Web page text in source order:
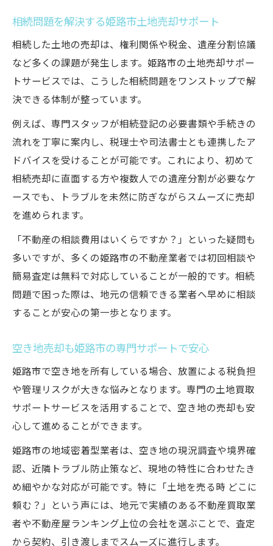
相続問題を解決する姫路市土地売却サポート
相続した土地の売却は、権利関係や税金、遺産分割協議
など多くの課題が発生します。姫路市の土地売却サポー
トサービスでは、こうした相続問題をワンストップで解
決できる体制が整っています。
例えば、専門スタッフが相続登記の必要書類や手続きの
流れを丁寧に案内し、税理士や司法書士とも連携したア
ドバイスを受けることが可能です。これにより、初めて
相続売却に直面する方や複数人での遺産分割が必要なケ
ースでも、トラブルを未然に防ぎながらスムーズに売却
を進められます。
「不動産の相談費用はいくらですか？」といった疑問も
多いですが、多くの姫路市の不動産業者では初回相談や
簡易査定は無料で対応していることが一般的です。相続
問題で困った際は、地元の信頼できる業者へ早めに相談
することが安心の第一歩となります。
空き地売却も姫路市の専門サポートで安心
姫路市で空き地を所有している場合、放置による税負担
や管理リスクが大きな悩みとなります。専門の土地買取
サポートサービスを活用することで、空き地の売却も安
心して進めることができます。
姫路市の地域密着型業者は、空き地の現況調査や境界確
認、近隣トラブル防止策など、現地の特性に合わせたき
め細やかな対応が可能です。特に「土地を売る時 どこに
頼む？」という声には、地元で実績のある不動産買取業
者や不動産屋ランキング上位の会社を選ぶことで、査定
から契約、引き渡しまでスムーズに進行します。